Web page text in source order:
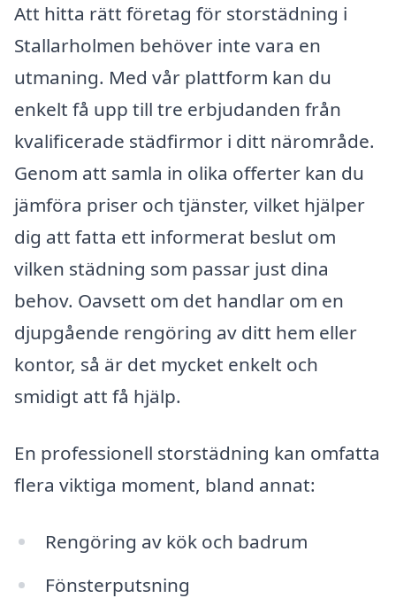
Att hitta rätt företag för storstädning i
Stallarholmen behöver inte vara en
utmaning. Med vår plattform kan du
enkelt få upp till tre erbjudanden från
kvalificerade städfirmor i ditt närområde.
Genom att samla in olika offerter kan du
jämföra priser och tjänster, vilket hjälper
dig att fatta ett informerat beslut om
vilken städning som passar just dina
behov. Oavsett om det handlar om en
djupgående rengöring av ditt hem eller
kontor, så är det mycket enkelt och
smidigt att få hjälp.
En professionell storstädning kan omfatta
flera viktiga moment, bland annat:
Rengöring av kök och badrum
Fönsterputsning